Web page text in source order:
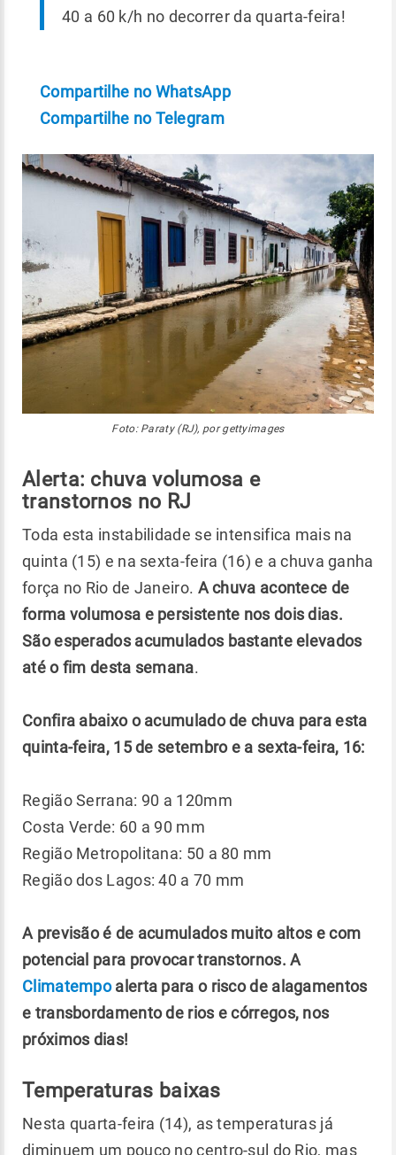
40 a 60 k/h no decorrer da quarta-feira!
Compartilhe no WhatsApp
Compartilhe no Telegram
Foto: Paraty (RJ), por gettyimages
Alerta: chuva volumosa e
transtornos no RJ
Toda esta instabilidade se intensifica mais na
quinta (15) e na sexta-feira (16) e a chuva ganha
força no Rio de Janeiro. A chuva acontece de
forma volumosa e persistente nos dois dias.
São esperados acumulados bastante elevados
até o fim desta semana.
Confira abaixo o acumulado de chuva para esta
quinta-feira, 15 de setembro e a sexta-feira, 16:
Região Serrana: 90 a 120mm
Costa Verde: 60 a 90 mm
Região Metropolitana: 50 a 80 mm
Região dos Lagos: 40 a 70 mm
A previsão é de acumulados muito altos e com
potencial para provocar transtornos. A
Climatempoalerta para o risco de alagamentos
e transbordamento de rios e córregos, nos
próximos dias!
Temperaturas baixas
Nesta quarta-feira (14), as temperaturas já
diminuem um pouco no centro-sul do Rio, mas